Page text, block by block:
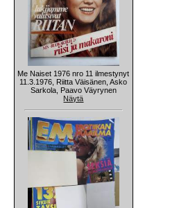
Me Naiset 1976 nro 11 ilmestynyt
11.3.1976, Riitta Väisänen, Asko
Sarkola, Paavo Väyrynen
Näytä